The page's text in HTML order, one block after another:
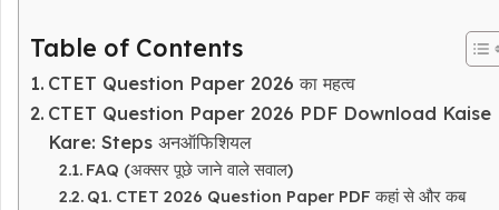
Table of Contents
CTET Question Paper 2026 का महत्व
CTET Question Paper 2026 PDF Download Kaise
Kare: Steps अनऑफिशियल
FAQ (अक्सर पूछे जाने वाले सवाल)
Q1. CTET 2026 Question Paper PDF कहां से और कब